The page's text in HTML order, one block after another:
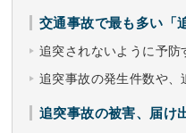
交通事故で最も多い「
追突されないように予防
追突事故の発生件数や、
追突事故の被害、届け